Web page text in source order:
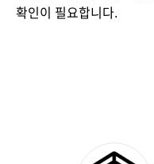
확인이 필요합니다.